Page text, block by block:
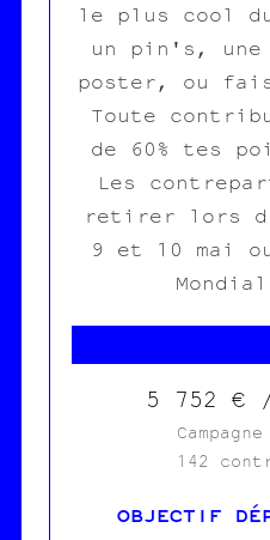
le plus cool du
un pin's, une
poster, ou
Toute
de 60% tes
Les
retirer lors
9 et 10 mai
5 752 €
142
OBJECTIF